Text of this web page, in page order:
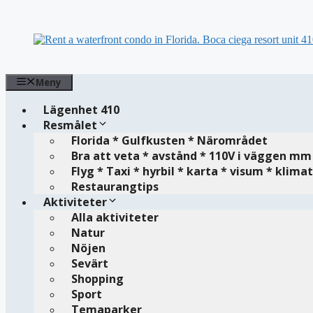
innehåll
Meny
Lägenhet 410
Resmålet
Florida * Gulfkusten * Närområdet
Bra att veta * avstånd * 110V i väggen mm
Flyg * Taxi * hyrbil * karta * visum *
Restaurangtips
Aktiviteter
Alla aktiviteter
Natur
Nöjen
Sevärt
Shopping
Sport
Temaparker